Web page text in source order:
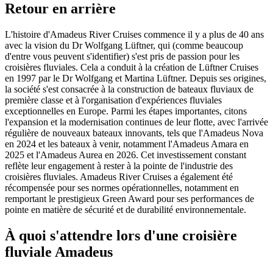
Retour en arrière
L'histoire d'Amadeus River Cruises commence il y a plus de 40 ans
avec la vision du Dr Wolfgang Lüftner, qui (comme beaucoup
d'entre vous peuvent s'identifier) s'est pris de passion pour les
croisières fluviales. Cela a conduit à la création de Lüftner Cruises
en 1997 par le Dr Wolfgang et Martina Lüftner. Depuis ses origines,
la société s'est consacrée à la construction de bateaux fluviaux de
première classe et à l'organisation d'expériences fluviales
exceptionnelles en Europe. Parmi les étapes importantes, citons
l'expansion et la modernisation continues de leur flotte, avec l'arrivée
régulière de nouveaux bateaux innovants, tels que l'Amadeus Nova
en 2024 et les bateaux à venir, notamment l'Amadeus Amara en
2025 et l'Amadeus Aurea en 2026. Cet investissement constant
reflète leur engagement à rester à la pointe de l'industrie des
croisières fluviales. Amadeus River Cruises a également été
récompensée pour ses normes opérationnelles, notamment en
remportant le prestigieux Green Award pour ses performances de
pointe en matière de sécurité et de durabilité environnementale.
À quoi s'attendre lors d'une croisière
fluviale Amadeus